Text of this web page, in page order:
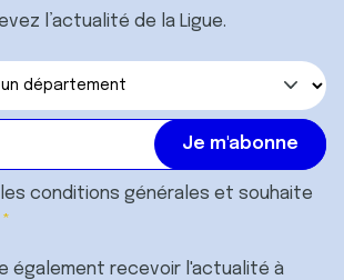
l’actualité de la Ligue.
conditions générales et souhaite
également recevoir l'actualité à